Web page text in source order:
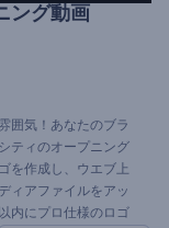
ング動画
囲気！あなたのブラ
ティのオープニング
を作成し、ウエブ上
ィアファイルをアッ
内にプロ仕様のロゴ